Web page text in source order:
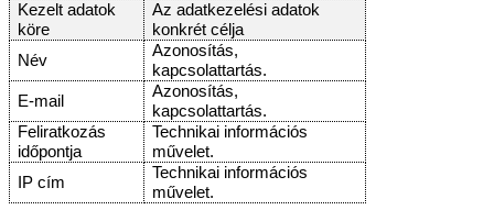
Kezelt adatok
köre
Az adatkezelési adatok
konkrét célja
Név
Azonosítás,
kapcsolattartás.
E-mail
Azonosítás,
kapcsolattartás.
Feliratkozás
időpontja
Technikai információs
művelet.
IP cím
Technikai információs
művelet.